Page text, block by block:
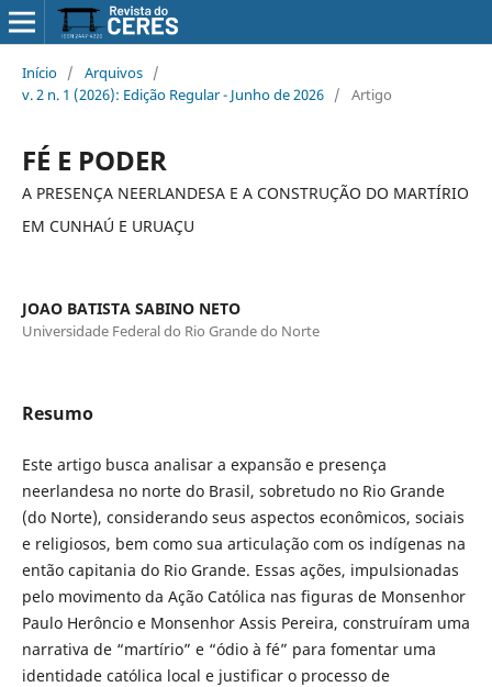
Início / Arquivos /
v. 2 n. 1 (2026): Edição Regular - Junho de 2026 / Artigo
FÉ E PODER
A PRESENÇA NEERLANDESA E A CONSTRUÇÃO DO MARTÍRIO
EM CUNHAÚ E URUAÇU
JOAO BATISTA SABINO NETO
Universidade Federal do Rio Grande do Norte
Resumo
Este artigo busca analisar a expansão e presença
neerlandesa no norte do Brasil, sobretudo no Rio Grande
(do Norte), considerando seus aspectos econômicos, sociais
e religiosos, bem como sua articulação com os indígenas na
então capitania do Rio Grande. Essas ações, impulsionadas
pelo movimento da Ação Católica nas figuras de Monsenhor
Paulo Herôncio e Monsenhor Assis Pereira, construíram uma
narrativa de “martírio” e “ódio à fé” para fomentar uma
identidade católica local e justificar o processo de